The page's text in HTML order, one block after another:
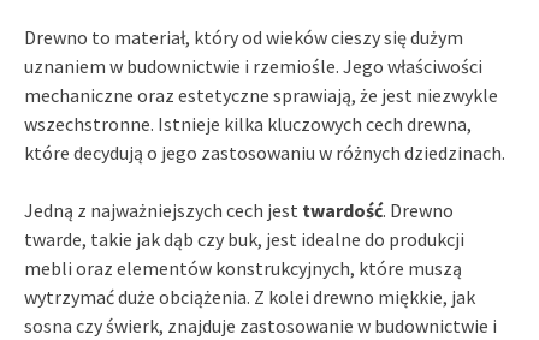
Drewno to materiał, który od wieków cieszy się dużym
uznaniem w budownictwie i rzemiośle. Jego właściwości
mechaniczne oraz estetyczne sprawiają, że jest niezwykle
wszechstronne. Istnieje kilka kluczowych cech drewna,
które decydują o jego zastosowaniu w różnych dziedzinach.
Jedną z najważniejszych cech jest twardość. Drewno
twarde, takie jak dąb czy buk, jest idealne do produkcji
mebli oraz elementów konstrukcyjnych, które muszą
wytrzymać duże obciążenia. Z kolei drewno miękkie, jak
sosna czy świerk, znajduje zastosowanie w budownictwie i